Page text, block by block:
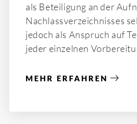
als Beteiligung an der
Nachlassverzeichnisses
jedoch als Anspruch auf
jeder einzelnen
MEHR ERFAHREN